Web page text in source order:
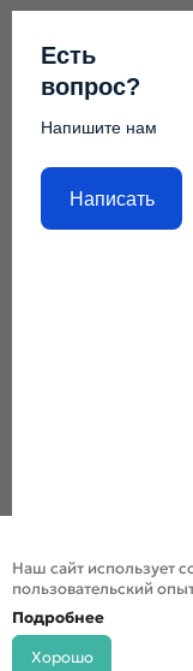
Есть
вопрос?
Напишите нам
Написать
Наш сайт использует
пользовательский
Подробнее
Хорошо